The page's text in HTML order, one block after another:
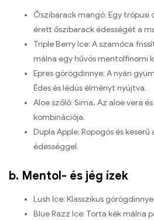
Őszibarack mangó: Egy trópusi
érett őszibarack édességét a
Triple Berry Ice: A szamóca
málna egy hűvös mentolfinomi
Epres görögdinnye: A nyári
Édes és lédús élményt nyújtva.
Aloe szőlő: Sima, Az aloe vera
kombinációja.
Dupla Apple: Ropogós és
édességgel.
b. Mentol- és jég ízek
Lush Ice: Klasszikus
Blue Razz Ice: Torta kék málna